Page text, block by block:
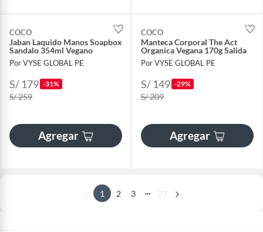
COCO
Jaban Laquido Manos Soapbox
Sandalo 354ml Vegano
Por VYSE GLOBAL PE
S/ 179 -31%
S/ 259
Agregar
COCO
Manteca Corporal The Act
Organica Vegana 170g Salida
Por VYSE GLOBAL PE
S/ 149 -29%
S/ 209
Agregar
1 2 3 ... 27